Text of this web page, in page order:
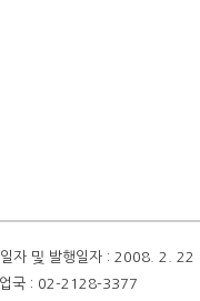
자 및 발행일자 : 2008. 2. 22
업국 : 02-2128-3377